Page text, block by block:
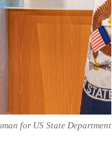
for US State Department